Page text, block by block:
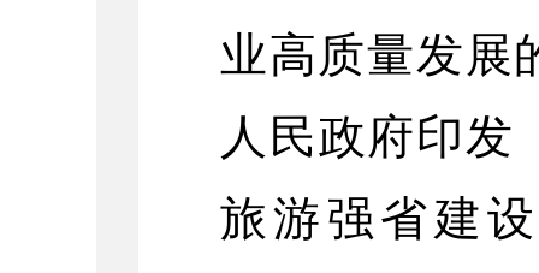
业高质量发展
人民政府印发
旅游强省建